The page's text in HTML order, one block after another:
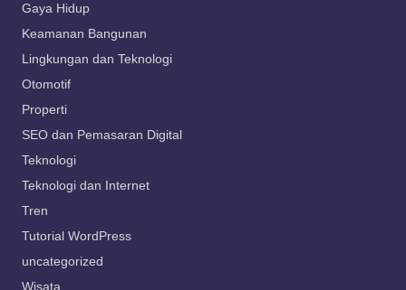
Gaya Hidup
Keamanan Bangunan
Lingkungan dan Teknologi
Otomotif
Properti
SEO dan Pemasaran Digital
Teknologi
Teknologi dan Internet
Tren
Tutorial WordPress
uncategorized
Wisata